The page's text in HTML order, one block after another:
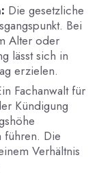
Die gesetzliche
Bei
Alter oder
lässt sich in
erzielen.
Fachanwalt für
Kündigung
führen. Die
Verhältnis